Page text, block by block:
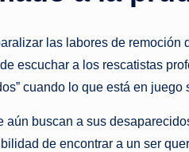
las labores de
escuchar a los rescatistas
cuando lo que está en
aún buscan a sus
de encontrar a un ser